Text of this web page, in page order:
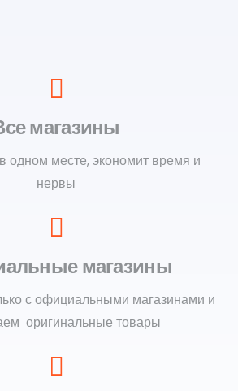
магазины
одном месте, экономит время и
нервы
магазины
с официальными магазинами и
оригинальные товары